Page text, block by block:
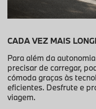
CADA VEZ MAIS
Para além da
precisar de carregar,
cómoda graças às
eficientes. Desfrute e
viagem.